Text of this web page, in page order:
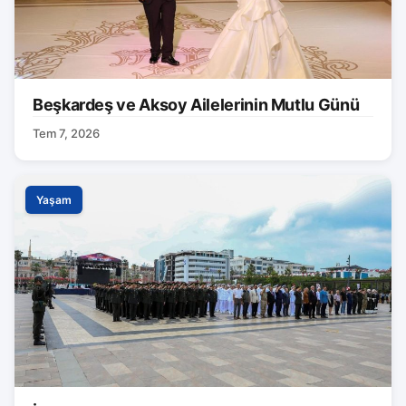
Beşkardeş ve Aksoy Ailelerinin Mutlu Günü
Tem 7, 2026
Yaşam